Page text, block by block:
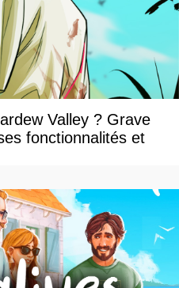
Valley ? Grave
fonctionnalités et